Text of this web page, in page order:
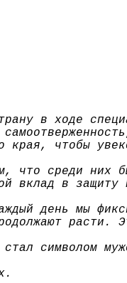
в ходе
края, чтобы
что среди них
вклад в
день мы
расти.
символом